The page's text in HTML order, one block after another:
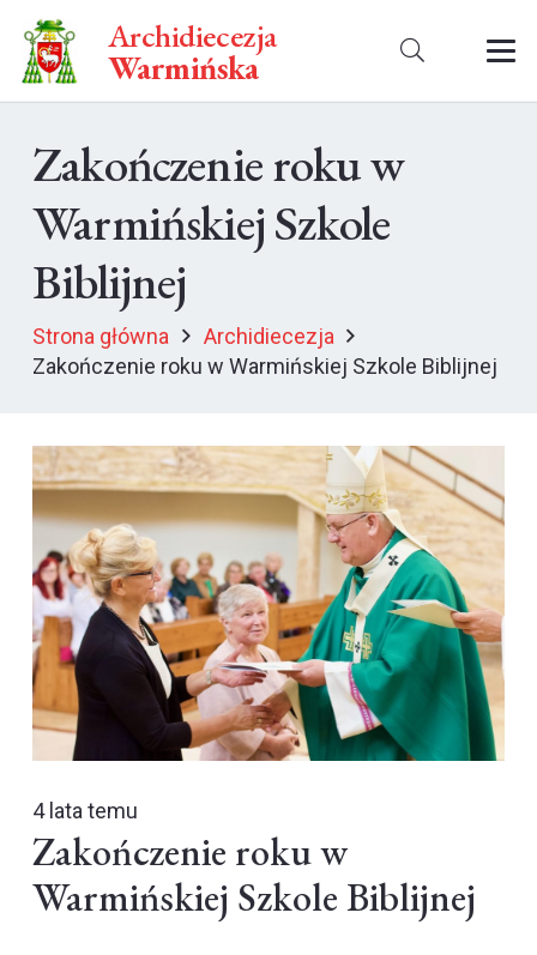
Archidiecezja
Warmińska
Zakończenie roku w
Warmińskiej Szkole
Biblijnej
Strona główna
Archidiecezja
Zakończenie roku w Warmińskiej Szkole Biblijnej
4 lata temu
Zakończenie roku w
Warmińskiej Szkole Biblijnej